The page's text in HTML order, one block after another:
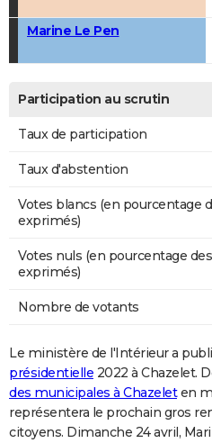
Marine Le Pen
Participation au scrutin
Taux de participation
Taux d'abstention
Votes blancs (en pourcentage
exprimés)
Votes nuls (en pourcentage
exprimés)
Nombre de votants
Le ministère de l'Intérieur a
présidentielle 2022 à Chazelet.
des municipales à Chazeleten
représentera le prochain gros
citoyens. Dimanche 24 avril,